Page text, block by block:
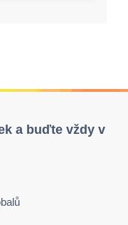
a buďte vždy v